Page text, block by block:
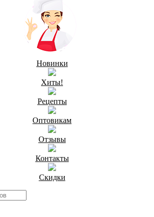
Новинки
Хиты!
Рецепты
Оптовикам
Отзывы
Контакты
Скидки